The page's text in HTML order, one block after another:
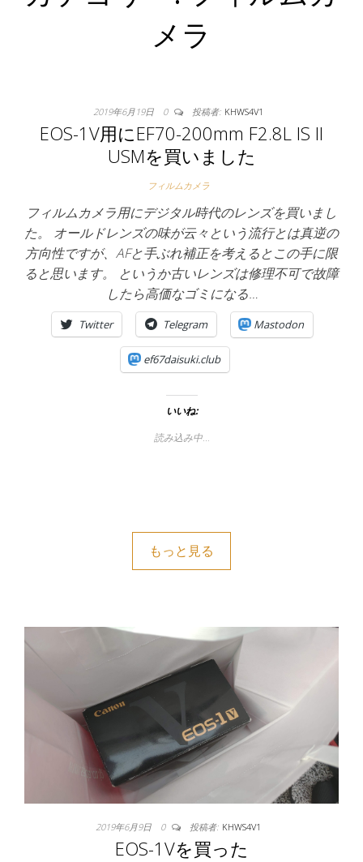
メラ
2019年6月19日 0 投稿者: KHWS4V1
EOS-1V用にEF70-200mm F2.8L IS II
USMを買いました
フィルムカメラ
フィルムカメラ用にデジタル時代のレンズを買いまし
た。 オールドレンズの味が云々という流行とは真逆の
方向性ですが、AFと手ぶれ補正を考えるとこの手に限
ると思います。 というか古いレンズは修理不可で故障
したら高価なゴミになる…
Twitter Telegram Mastodon
ef67daisuki.club
いいね:
読み込み中…
もっと見る
2019年6月9日 0 投稿者: KHWS4V1
EOS-1Vを買った